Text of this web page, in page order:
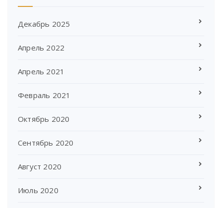
Декабрь 2025
Апрель 2022
Апрель 2021
Февраль 2021
Октябрь 2020
Сентябрь 2020
Август 2020
Июль 2020